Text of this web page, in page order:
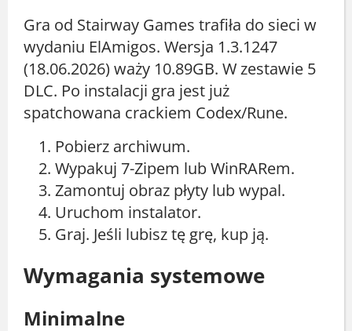
Gra od Stairway Games trafiła do sieci w
wydaniu ElAmigos. Wersja 1.3.1247
(18.06.2026) waży 10.89GB. W zestawie 5
DLC. Po instalacji gra jest już
spatchowana crackiem Codex/Rune.
Pobierz archiwum.
Wypakuj 7-Zipem lub WinRARem.
Zamontuj obraz płyty lub wypal.
Uruchom instalator.
Graj. Jeśli lubisz tę grę, kup ją.
Wymagania systemowe
Minimalne